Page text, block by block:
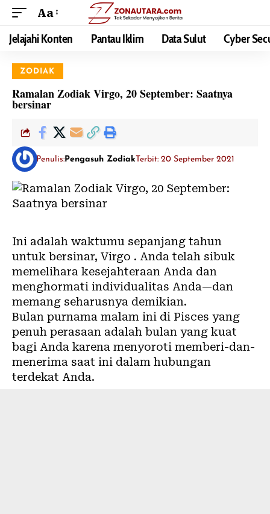
Aa
Jelajahi Konten Pantau Iklim Data Sulut Cyber
ZODIAK
Ramalan Zodiak Virgo, 20 September: Saatnya
bersinar
Penulis: Pengasuh ZodiakTerbit: 20 September 2021
Ini adalah waktumu sepanjang tahun
untuk bersinar, Virgo . Anda telah sibuk
memelihara kesejahteraan Anda dan
menghormati individualitas Anda—dan
memang seharusnya demikian.
Bulan purnama malam ini di Pisces yang
penuh perasaan adalah bulan yang kuat
bagi Anda karena menyoroti memberi-dan-
menerima saat ini dalam hubungan
terdekat Anda.